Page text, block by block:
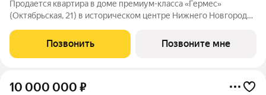
Продается квартира в доме премиум-класса «Гермес»
(Октябрьская, 21) в историческом центре Нижнего Новгорода.
перепланировка под проект. Варианты: кухня-гостиная-
столовые, изолированные спальные
Позвонить Позвоните мне
10 000 000 ₽